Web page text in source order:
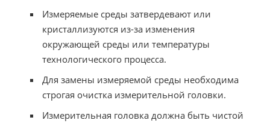
Измеряемые среды затвердевают или
кристаллизуются из-за изменения
окружающей среды или температуры
технологического процесса.
Для замены измеряемой среды необходима
строгая очистка измерительной головки.
Измерительная головка должна быть чистой